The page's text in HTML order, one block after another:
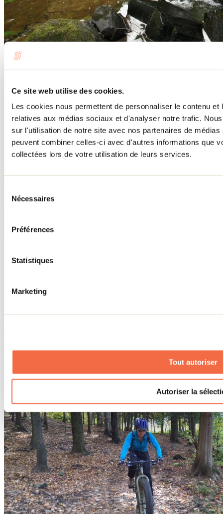
Ce site web utilise des cookies.
Les cookies nous permettent de personnaliser le contenu
relatives aux médias sociaux et d'analyser notre trafic.
sur l'utilisation de notre site avec nos partenaires de
peuvent combiner celles-ci avec d'autres informations que
collectées lors de votre utilisation de leurs services.
Nécessaires
Préférences
Statistiques
Marketing
Tout autoriser
Autoriser la
Kinadapt